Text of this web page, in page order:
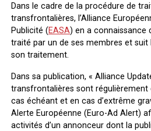
Dans le cadre de la procédure de
transfrontalières, l’Alliance
Publicité (EASA) en a connaissance
traité par un de ses membres et
son traitement.
Dans sa publication, « Alliance
transfrontalières sont régulièrement
cas échéant et en cas d’extrême
Alerte Européenne (Euro-Ad Alert)
activités d’un annonceur dont la